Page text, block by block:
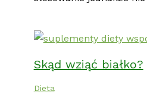
Skąd wziąć białko?
Dieta